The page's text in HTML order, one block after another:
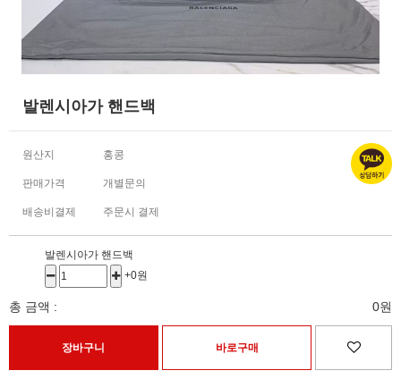
발렌시아가 핸드백
원산지 홍콩
판매가격 개별문의
배송비결제 주문시 결제
발렌시아가 핸드백
+0원
총 금액 : 0원